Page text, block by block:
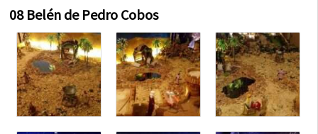
08 Belén de Pedro Cobos